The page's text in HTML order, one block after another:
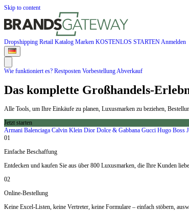
Skip to content
Dropshipping Retail Katalog Marken KOSTENLOS STARTENAnmelden
Wie funktioniert es? Restposten VorbestellungAbverkauf
Das komplette Großhandels-
Alle Tools, um Ihre Einkäufe zu planen, Luxusmarken zu beziehen,
Jetzt starten
Armani Balenciaga Calvin Klein Dior Dolce & Gabbana Gucci Hugo Boss
01
Einfache Beschaffung
Entdecken und kaufen Sie aus über 800 Luxusmarken, die Ihre Kunden
02
Online-Bestellung
Keine Excel-Listen, keine Vertreter, keine Formulare – einfach stöbern,